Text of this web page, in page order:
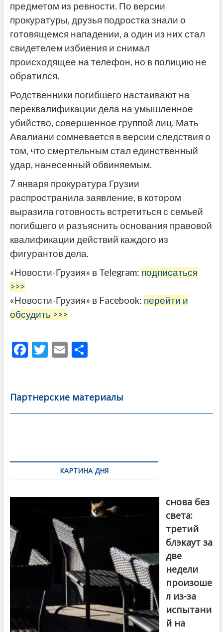
предметом из ревности. По версии
прокуратуры, друзья подростка знали о
готовящемся нападении, а один из них стал
свидетелем избиения и снимал
происходящее на телефон, но в полицию не
обратился.
Родственники погибшего настаивают на
переквалификации дела на умышленное
убийство, совершенное группой лиц. Мать
Авалиани сомневается в версии следствия о
том, что смертельным стал единственный
удар, нанесенный обвиняемым.
7 января прокуратура Грузии
распространила заявление, в котором
выразила готовность встретиться с семьей
погибшего и разъяснить основания правовой
квалификации действий каждого из
фигурантов дела.
«Новости-Грузия» в Telegram: подписаться
>>>
«Новости-Грузия» в Facebook: перейти и
обсудить >>>
F
b
o
T
er
E
l
О
а
в
Партнерские материалы
по
записямКАРТИНА ДНЯ
снова без
света:
третий
блэкаут за
две
недели
произоше
л из-за
испытани
й на